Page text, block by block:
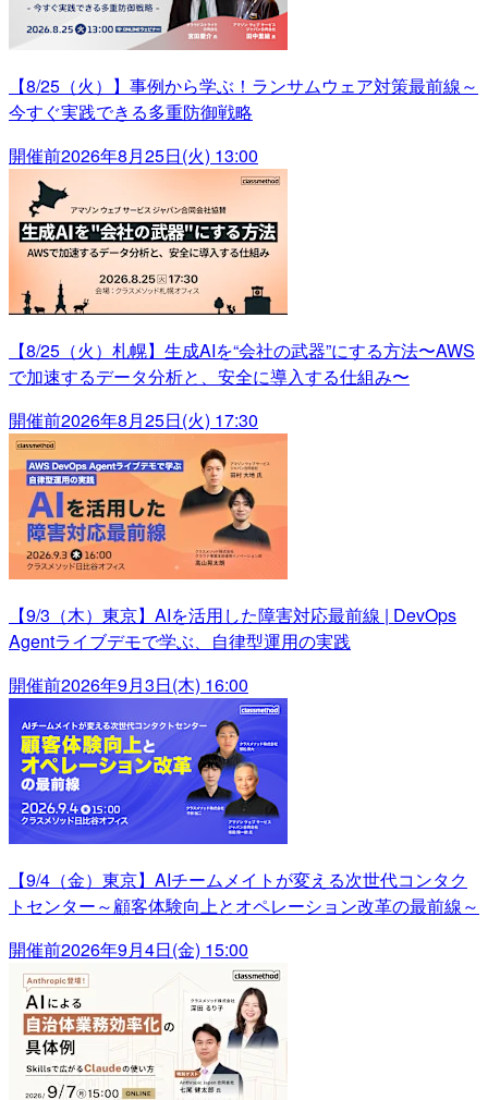
【8/25（火）】事例から学ぶ！ランサムウェア対策最前線～
今すぐ実践できる多重防御戦略
開催前2026年8月25日(火) 13:00
【8/25（火）札幌】生成AIを“会社の武器”にする方法〜AWS
で加速するデータ分析と、安全に導入する仕組み〜
開催前2026年8月25日(火) 17:30
【9/3（木）東京】AIを活用した障害対応最前線 | DevOps
Agentライブデモで学ぶ、自律型運用の実践
開催前2026年9月3日(木) 16:00
【9/4（金）東京】AIチームメイトが変える次世代コンタク
トセンター～顧客体験向上とオペレーション改革の最前線～
開催前2026年9月4日(金) 15:00